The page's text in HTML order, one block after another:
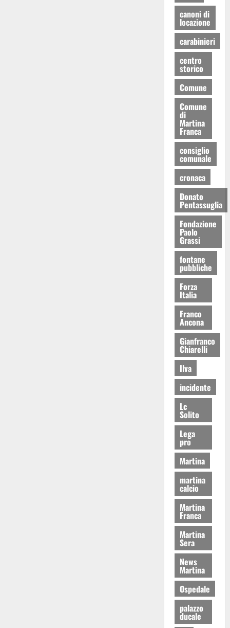
canoni di
locazione
carabinieri
centro
storico
Comune
Comune
di
Martina
Franca
consiglio
comunale
cronaca
Donato
Pentassuglia
Fondazione
Paolo
Grassi
fontane
pubbliche
Forza
Italia
Franco
Ancona
Gianfranco
Chiarelli
Ilva
incidente
Lc
Solito
Lega
pro
Martina
martina
calcio
Martina
Franca
Martina
Sera
News
Martina
Ospedale
palazzo
ducale